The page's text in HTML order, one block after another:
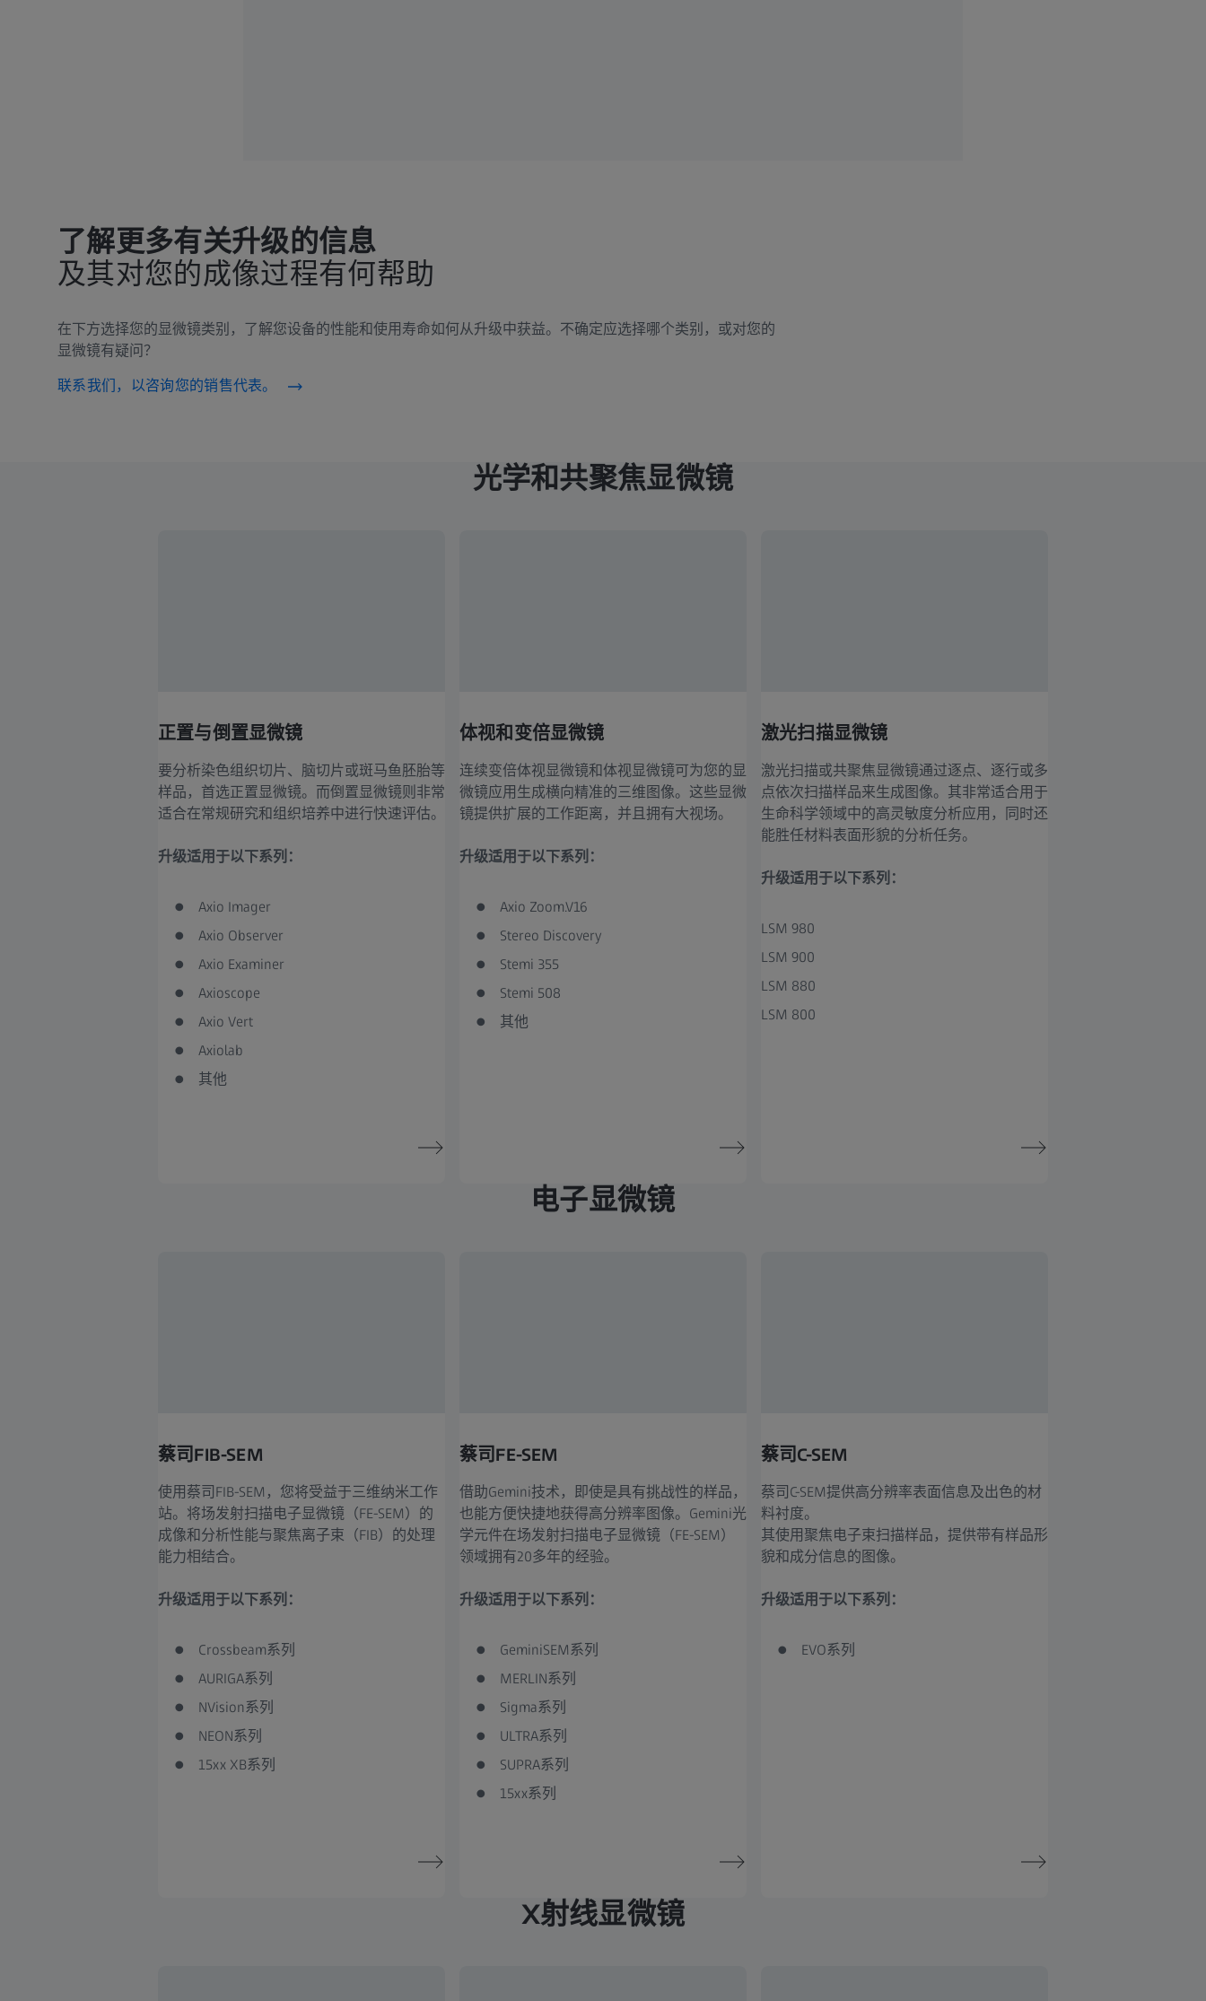
了解更多有关升级的信息
及其对您的成像过程有何帮助
在下方选择您的显微镜类别，了解您设备的性能和使用寿命如何从升级中获益。不确定应选择哪个类别，或对您的
显微镜有疑问？
联系我们，以咨询您的销售代表。
光学和共聚焦显微镜
正置与倒置显微镜
要分析染色组织切片、脑切片或斑马鱼胚胎等
样品，首选正置显微镜。而倒置显微镜则非常
适合在常规研究和组织培养中进行快速评估。
升级适用于以下系列：
Axio Imager
Axio Observer
Axio Examiner
Axioscope
Axio Vert
Axiolab
其他
体视和变倍显微镜
连续变倍体视显微镜和体视显微镜可为您的显
微镜应用生成横向精准的三维图像。这些显微
镜提供扩展的工作距离，并且拥有大视场。
升级适用于以下系列：
Axio Zoom.V16
Stereo Discovery
Stemi 355
Stemi 508
其他
激光扫描显微镜
激光扫描或共聚焦显微镜通过逐点、逐行或多
点依次扫描样品来生成图像。其非常适合用于
生命科学领域中的高灵敏度分析应用，同时还
能胜任材料表面形貌的分析任务。
升级适用于以下系列：
LSM 980
LSM 900
LSM 880
LSM 800
电子显微镜
蔡司FIB-SEM
使用蔡司FIB-SEM，您将受益于三维纳米工作
站。将场发射扫描电子显微镜（FE-SEM）的
成像和分析性能与聚焦离子束（FIB）的处理
能力相结合。
升级适用于以下系列：
Crossbeam系列
AURIGA系列
NVision系列
NEON系列
15xx XB系列
蔡司FE-SEM
借助Gemini技术，即使是具有挑战性的样品，
也能方便快捷地获得高分辨率图像。Gemini光
学元件在场发射扫描电子显微镜（FE-SEM）
领域拥有20多年的经验。
升级适用于以下系列：
GeminiSEM系列
MERLIN系列
Sigma系列
ULTRA系列
SUPRA系列
15xx系列
蔡司C-SEM
蔡司C-SEM提供高分辨率表面信息及出色的材
料衬度。
其使用聚焦电子束扫描样品，提供带有样品形
貌和成分信息的图像。
升级适用于以下系列：
EVO系列
X射线显微镜